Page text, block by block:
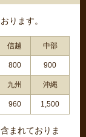
ります。
信越 中部
800 900
九州 沖縄
960 1,500
まれておりま